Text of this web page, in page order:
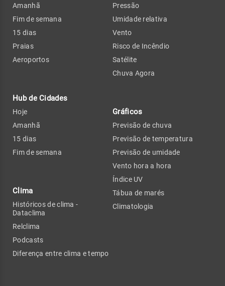
Amanhã
Fim de semana
15 dias
Praias
Aeroportos
Hub de Cidades
Hoje
Amanhã
15 dias
Fim de semana
Clima
Históricos de clima -
Dataclima
Relclima
Podcasts
Diferença entre clima e tempo
Pressão
Umidade relativa
Vento
Risco de Incêndio
Satélite
Chuva Agora
Gráficos
Previsão de chuva
Previsão de temperatura
Previsão de umidade
Vento hora a hora
Índice UV
Tábua de marés
Climatologia